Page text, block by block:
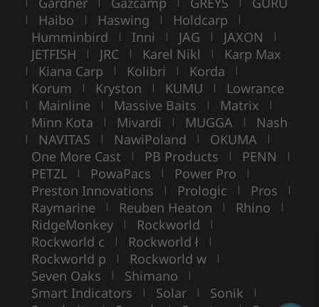
| Haibo | Haswing | Holdcarp |
Humminbird | Inni | JAG | JAXON |
JETFISH | JRC | Karel Nikl | Karp Max
| Kiana Carp | Kolibri | Korda |
Korum | Kryston | KUMU | Lowrance
| Mainline | Massive Baits | Matrix |
Minn Kota | Mivardi | MUGGA | Nash
| NAVITAS | NawiPoland | OKUMA |
One More Cast | PB Products | PENN |
PETZL | PowaPacs | Power Pro |
Preston Innovations | Prologic | Pros |
Raymarine | Reuben Heaton | Rhino |
RidgeMonkey | Rockworld |
Rockworld c | Rockworld ł |
Rockworld p | Rockworld w |
Seven Oaks | Shimano |
Smart Indicators | Solar | Sonik |